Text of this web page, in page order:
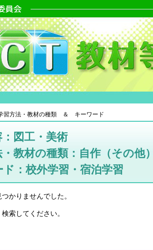
方法・教材の種類 ＆ キーワード
図工・美術
教材の種類：自作（その他
：校外学習・宿泊学習
かりませんでした。
索してください。